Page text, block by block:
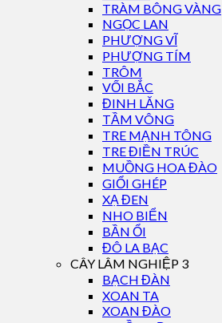
TRÀM BÔNG VÀNG
NGỌC LAN
PHƯỢNG VĨ
PHƯỢNG TÍM
TRÔM
VỐI BẮC
ĐINH LĂNG
TẦM VÔNG
TRE MẠNH TÔNG
TRE ĐIỀN TRÚC
MUỒNG HOA ĐÀO
GIỔI GHÉP
XẠ ĐEN
NHO BIỂN
BẦN ỔI
ĐÔ LA BẠC
CÂY LÂM NGHIỆP 3
BẠCH ĐÀN
XOAN TA
XOAN ĐÀO